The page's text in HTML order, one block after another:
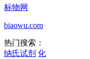
标物网
biaowu.com
热门搜索：
纳氏试剂 化